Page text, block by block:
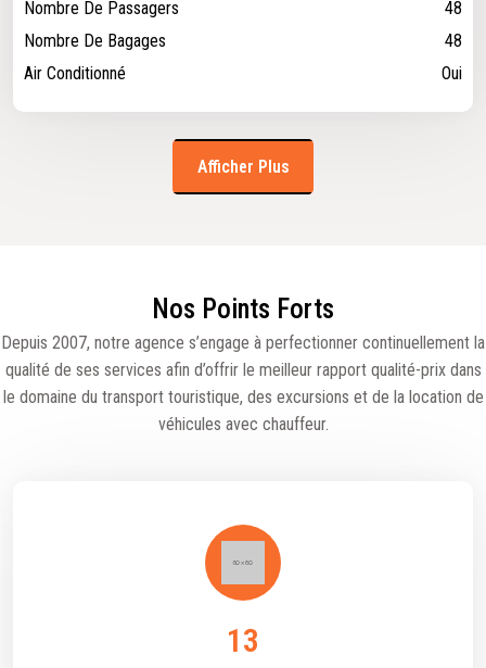
Nombre De Passagers
48
Nombre De Bagages
48
Air Conditionné
Oui
Afficher Plus
Nos Points Forts
Depuis 2007, notre agence s’engage à perfectionner continuellement la
qualité de ses services afin d’offrir le meilleur rapport qualité-prix dans
le domaine du transport touristique, des excursions et de la location de
véhicules avec chauffeur.
28